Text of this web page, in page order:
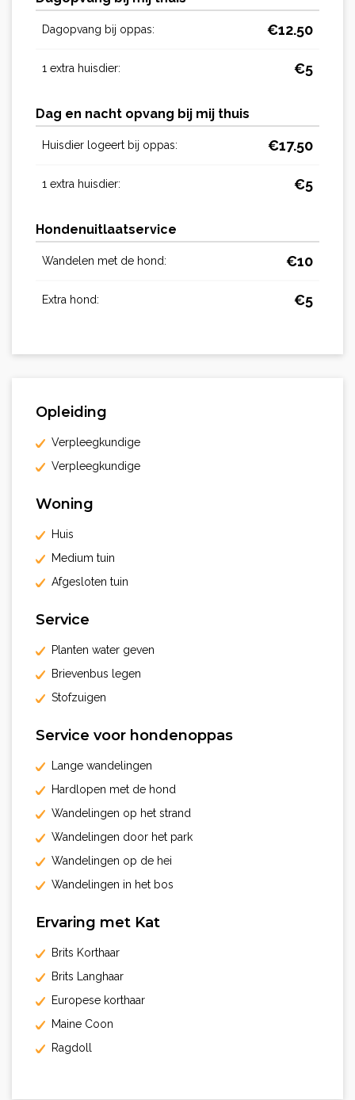
Dagopvang bij oppas: €12.50
1 extra huisdier: €5
Dag en nacht opvang bij mij thuis
Huisdier logeert bij oppas: €17.50
1 extra huisdier: €5
Hondenuitlaatservice
Wandelen met de hond: €10
Extra hond: €5
Opleiding
Verpleegkundige
Verpleegkundige
Woning
Huis
Medium tuin
Afgesloten tuin
Service
Planten water geven
Brievenbus legen
Stofzuigen
Service voor hondenoppas
Lange wandelingen
Hardlopen met de hond
Wandelingen op het strand
Wandelingen door het park
Wandelingen op de hei
Wandelingen in het bos
Ervaring met Kat
Brits Korthaar
Brits Langhaar
Europese korthaar
Maine Coon
Ragdoll